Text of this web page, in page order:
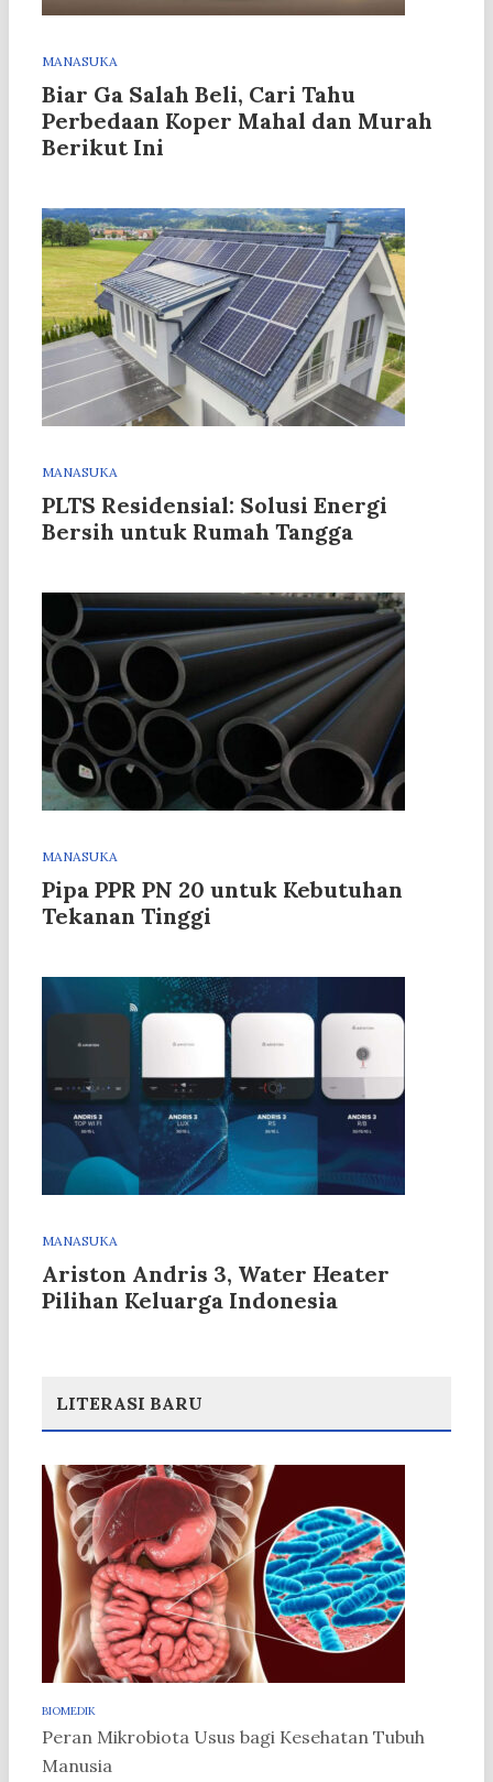
MANASUKA
Biar Ga Salah Beli, Cari Tahu
Perbedaan Koper Mahal dan Murah
Berikut Ini
MANASUKA
PLTS Residensial: Solusi Energi
Bersih untuk Rumah Tangga
MANASUKA
Pipa PPR PN 20 untuk Kebutuhan
Tekanan Tinggi
MANASUKA
Ariston Andris 3, Water Heater
Pilihan Keluarga Indonesia
LITERASI BARU
BIOMEDIK
Peran Mikrobiota Usus bagi Kesehatan Tubuh
Manusia